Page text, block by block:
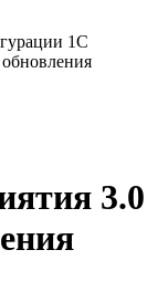
1С
3.0